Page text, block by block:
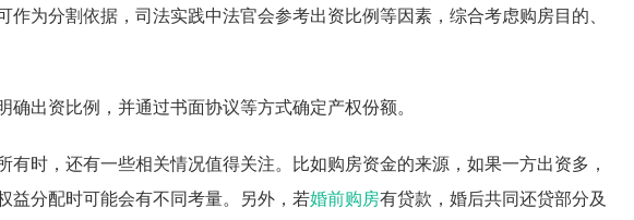
作为分割依据，司法实践中法官会参考出资比例等因素，综合考虑购房目的、
确出资比例，并通过书面协议等方式确定产权份额。
有时，还有一些相关情况值得关注。比如购房资金的来源，如果一方出资多，
益分配时可能会有不同考量。另外，若婚前购房有贷款，婚后共同还贷部分及